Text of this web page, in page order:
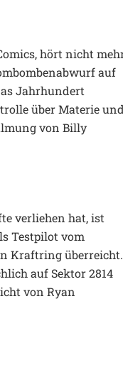
hört nicht
auf
Jahrhundert
über Materie und
von Billy
verliehen hat, ist
Testpilot vom
Kraftring überreicht.
auf Sektor 2814
von Ryan